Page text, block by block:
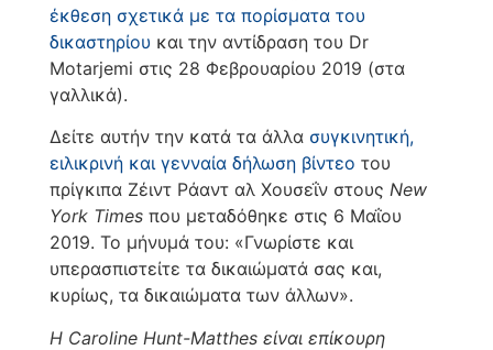
έκθεση σχετικά με τα πορίσματα του
δικαστηρίου και την αντίδραση του Dr
Motarjemi στις 28 Φεβρουαρίου 2019 (στα
γαλλικά).
Δείτε αυτήν την κατά τα άλλα συγκινητική,
ειλικρινή και γενναία δήλωση βίντεο του
πρίγκιπα Ζέιντ Ράαντ αλ Χουσεΐν στους New
York Times που μεταδόθηκε στις 6 Μαΐου
2019. Το μήνυμά του: «Γνωρίστε και
υπερασπιστείτε τα δικαιώματά σας και,
κυρίως, τα δικαιώματα των άλλων».
Η Caroline Hunt-Matthes είναι επίκουρη